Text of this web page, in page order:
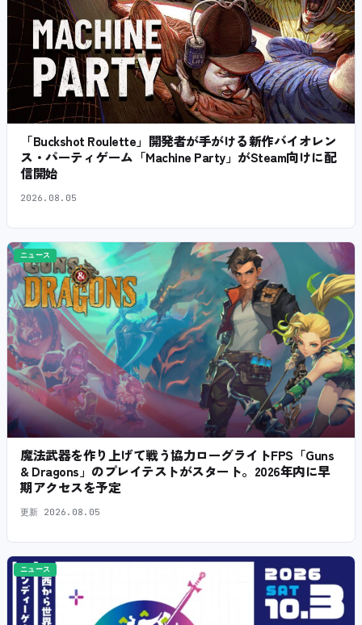
「Buckshot Roulette」開発者が手がける新作バイオレン
ス・パーティゲーム「Machine Party」がSteam向けに配
信開始
2026.08.05
ニュース
魔法武器を作り上げて戦う協力ローグライトFPS「Guns
& Dragons」のプレイテストがスタート。2026年内に早
期アクセスを予定
更新 2026.08.05
ニュース